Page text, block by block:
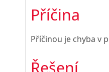
Příčina
Příčinou je chyba v
Řešení